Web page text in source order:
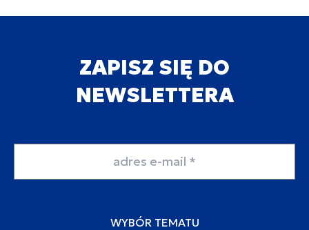
ZAPISZ SIĘ DO
NEWSLETTERA
WYBÓR TEMATU